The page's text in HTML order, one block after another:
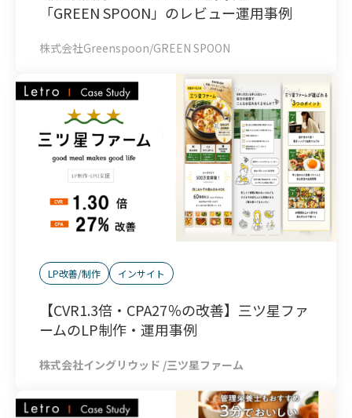
「GREEN SPOON」のレビュー運用事例
株式会社Greenspoon/GREEN SPOON
LP改善/制作 インサイト
【CVR1.3倍・CPA27％の改善】三ツ星ファ
ームのLP制作・運用事例
株式会社イングリウッド /三ツ星ファーム